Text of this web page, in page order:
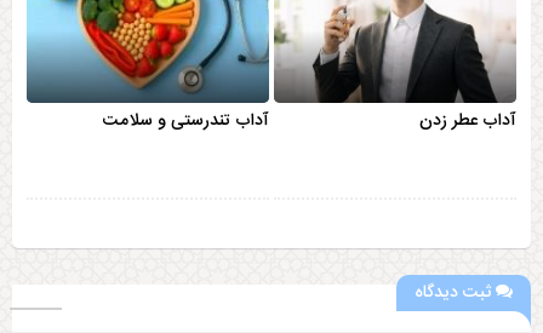
آداب عطر زدن آداب تندرستی و سلامت
ثبت دیدگاه